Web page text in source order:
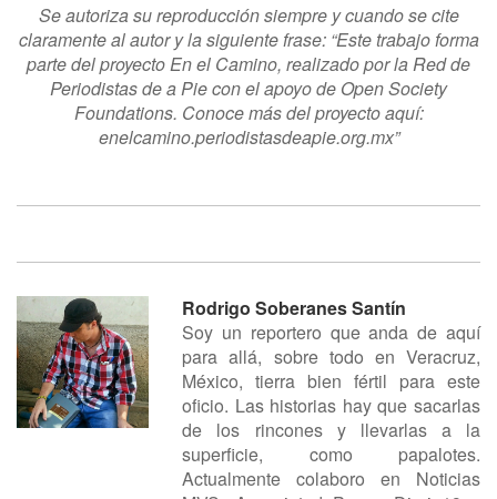
Se autoriza su reproducción siempre y cuando se cite
claramente al autor y la siguiente frase: “Este trabajo forma
parte del proyecto En el Camino, realizado por la Red de
Periodistas de a Pie con el apoyo de Open Society
Foundations. Conoce más del proyecto aquí:
enelcamino.periodistasdeapie.org.mx”
Rodrigo Soberanes Santín
Soy un reportero que anda de aquí
para allá, sobre todo en Veracruz,
México, tierra bien fértil para este
oficio. Las historias hay que sacarlas
de los rincones y llevarlas a la
superficie, como papalotes.
Actualmente colaboro en Noticias